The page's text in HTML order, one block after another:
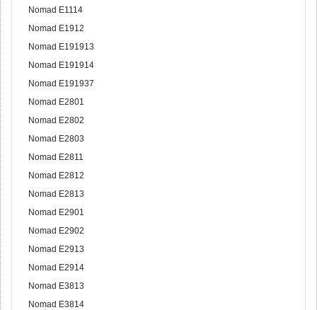
Nomad E1114
Nomad E1912
Nomad E191913
Nomad E191914
Nomad E191937
Nomad E2801
Nomad E2802
Nomad E2803
Nomad E2811
Nomad E2812
Nomad E2813
Nomad E2901
Nomad E2902
Nomad E2913
Nomad E2914
Nomad E3813
Nomad E3814